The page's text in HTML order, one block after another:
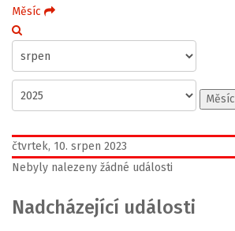
Měsíc
Měsíc
čtvrtek, 10. srpen 2023
Nebyly nalezeny žádné události
Nadcházející události